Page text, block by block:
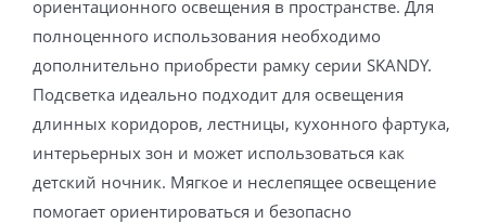
ориентационного освещения в пространстве. Для
полноценного использования необходимо
дополнительно приобрести рамку серии SKANDY.
Подсветка идеально подходит для освещения
длинных коридоров, лестницы, кухонного фартука,
интерьерных зон и может использоваться как
детский ночник. Мягкое и неслепящее освещение
помогает ориентироваться и безопасно